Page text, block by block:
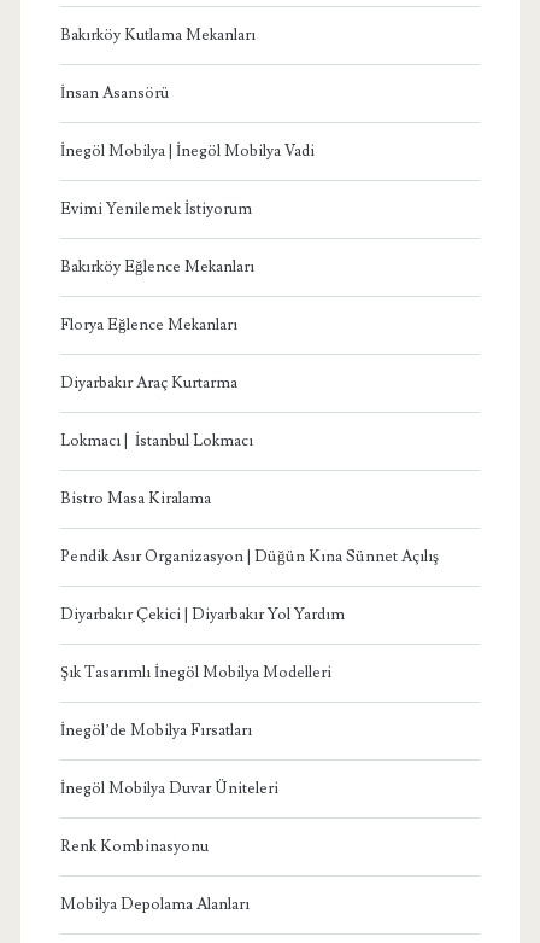
Bakırköy Kutlama Mekanları
İnsan Asansörü
İnegöl Mobilya | İnegöl Mobilya Vadi
Evimi Yenilemek İstiyorum
Bakırköy Eğlence Mekanları
Florya Eğlence Mekanları
Diyarbakır Araç Kurtarma
Lokmacı | İstanbul Lokmacı
Bistro Masa Kiralama
Pendik Asır Organizasyon | Düğün Kına Sünnet Açılış
Diyarbakır Çekici | Diyarbakır Yol Yardım
Şık Tasarımlı İnegöl Mobilya Modelleri
İnegöl’de Mobilya Fırsatları
İnegöl Mobilya Duvar Üniteleri
Renk Kombinasyonu
Mobilya Depolama Alanları